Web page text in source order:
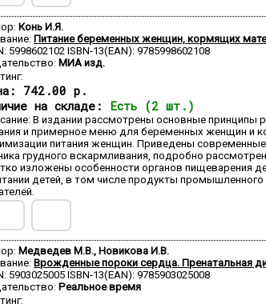
Конь И.Я.
Питание беременных женщин, кормящих
5998602102 ISBN-13(EAN): 9785998602108
МИА изд.
742.00 р.
на складе: Есть (2 шт.)
В издании рассмотрены основные
и примерное меню для беременных женщин и
питания женщин. Приведены современные
грудного вскармливания, подробно
изложены особенности органов пищеварения
детей, в том числе продукты
Медведев М.В., Новикова И.В.
Врожденные пороки сердца. Пренатальная
5903025005 ISBN-13(EAN): 9785903025008
Реальное время